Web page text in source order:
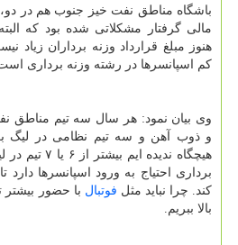
باشگاه مناطق نفت خیز جنوب هم در
مالی گرفتار مشکلاتی شده بود که
هنوز مبلغ قرارداد وزنه برداران زیاد
کم اسپانسرها در رشته وزنه برداری
وی بیان نمود: هر سال سه تیم مناطق
و ذوب آهن و سه تیم نظامی در لیگ
هیچگاه ندیده
برداری احتیاج به ورود اسپانسرها دارد
کند. چرا نباید مثل فوتبال با حضور بیشتر
بالا ببریم.